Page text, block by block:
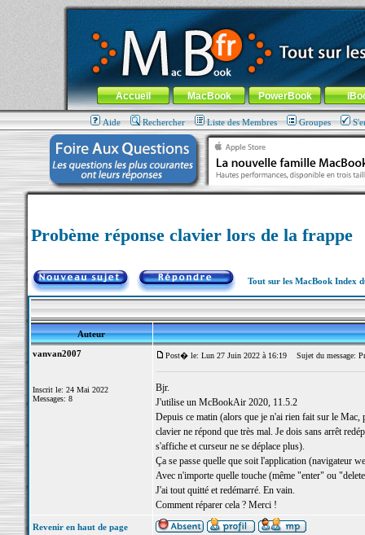
MacBook-fr.com : 100% Apple... 100% nomade !
Aller au contenu-Aller au menu général-Aller au menu de
Menu général
Accueil MacBook PowerBook
Aide Rechercher Liste des Membres Groupes
Probème réponse clavier lors de la frappe
Tout sur les MacBook Index
Auteur
vanvan2007
Inscrit le: 24 Mai 2022
Messages: 8
Post� le: Lun 27 Juin 2022 à 16:19 Sujet du message:
Bjr.
J'utilise un McBookAir 2020, 11.5.2
Depuis ce matin (alors que je n'ai rien fait sur le Mac,
clavier ne répond que très mal. Je dois sans arrêt
s'affiche et curseur ne se déplace plus).
Ça se passe quelle que soit l'application (navigateur
Avec n'importe quelle touche (même "enter" ou
J'ai tout quitté et redémarré. En vain.
Comment réparer cela ? Merci !
Revenir en haut de page